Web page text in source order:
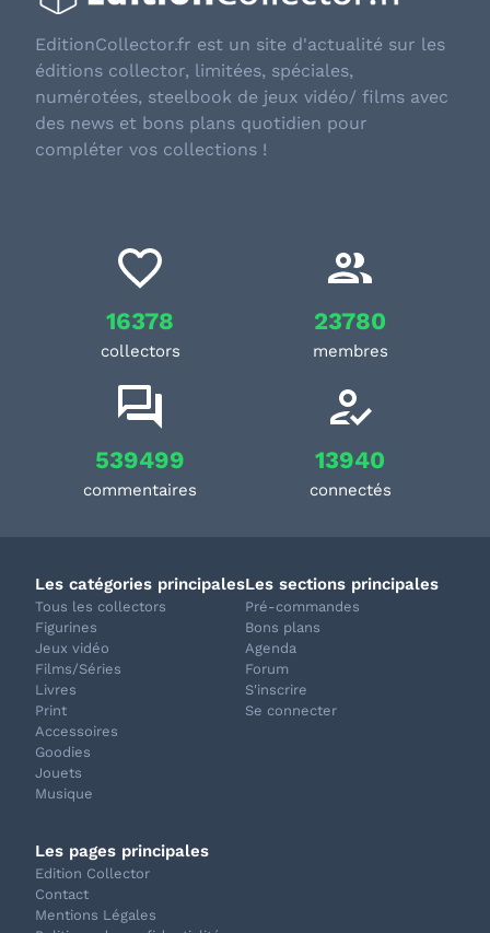
EditionCollector.fr est un site d'actualité sur les
éditions collector, limitées, spéciales,
numérotées, steelbook de jeux vidéo/ films avec
des news et bons plans quotidien pour
compléter vos collections !
16378
collectors
23780
membres
539499
commentaires
13940
connectés
Les catégories principales
Tous les collectors
Figurines
Jeux vidéo
Films/Séries
Livres
Print
Accessoires
Goodies
Jouets
Musique
Les sections principales
Pré-commandes
Bons plans
Agenda
Forum
S'inscrire
Se connecter
Les pages principales
Edition Collector
Contact
Mentions Légales